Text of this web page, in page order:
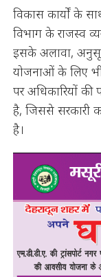
विकास कार्यों के
विभाग के राजस्व
इसके अलावा,
योजनाओं के लिए भी
पर अधिकारियों की
है, जिससे सरकारी
है।